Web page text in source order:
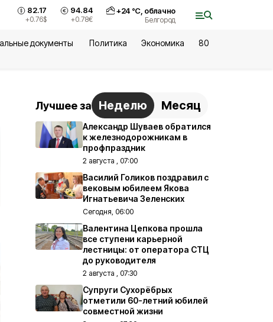
82.17
+0.76$
94.84
+0.78€
+24°С, облачно
Белгород
документы Политика Экономика
80
Лучшее за Неделю Месяц
Александр Шуваев обратился
к железнодорожникам в
профпраздник
2 августа , 07:00
Василий Голиков поздравил с
вековым юбилеем Якова
Игнатьевича Зеленских
Сегодня, 06:00
Валентина Цепкова прошла
все ступени карьерной
лестницы: от оператора СТЦ
до руководителя
2 августа , 07:30
Супруги Сухорёбрых
отметили 60-летний юбилей
совместной жизни